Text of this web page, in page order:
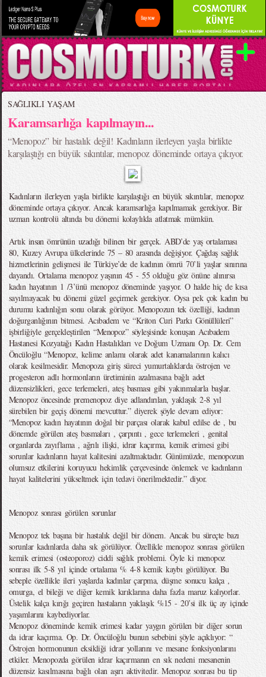
SAĞLIKLI YAŞAM
Karamsarlığa kapılmayın...
“Menopoz” bir hastalık değil! Kadınların ilerleyen yaşla birlikte
karşılaştığı en büyük sıkıntılar, menopoz döneminde ortaya çıkıyor.
Kadınların ilerleyen yaşla birlikte karşılaştığı en büyük sıkıntılar, menopoz
döneminde ortaya çıkıyor. Ancak karamsarlığa kapılmamak gerekiyor. Bir
uzman kontrolü altında bu dönemi kolaylıkla atlatmak mümkün.
Artık insan ömrünün uzadığı bilinen bir gerçek. ABD’de yaş ortalaması
80, Kuzey Avrupa ülkelerinde 75 – 80 arasında değişiyor. Çağdaş sağlık
hizmetlerinin gelişmesi ile Türkiye’de de kadının ömrü 70’li yaşlar sınırına
dayandı. Ortalama menopoz yaşının 45 - 55 olduğu göz önüne alınırsa
kadın hayatının 1 /3’ünü menopoz döneminde yaşıyor. O halde hiç de kısa
sayılmayacak bu dönemi güzel geçirmek gerekiyor. Oysa pek çok kadın bu
durumu kadınlığın sonu olarak görüyor. Menopozun tek özelliği, kadının
doğurganlığının bitmesi. Acıbadem ve “Kriton Curi Parkı Gönüllüleri”
işbirliğiyle gerçekleştirilen “Menopoz” söyleşisinde konuşan Acıbadem
Hastanesi Kozyatağı Kadın Hastalıkları ve Doğum Uzmanı Op. Dr. Cem
Öncüloğlu “Menopoz, kelime anlamı olarak adet kanamalarının kalıcı
olarak kesilmesidir. Menopoza giriş süreci yumurtalıklarda östrojen ve
progesteron adlı hormonların üretiminin azalmasına bağlı adet
düzensizlikleri, gece terlemeleri, ateş basması gibi yakınmalarla başlar.
Menopoz öncesinde premenopoz diye adlandırılan, yaklaşık 2-8 yıl
sürebilen bir geçiş dönemi mevcuttur.” diyerek şöyle devam ediyor:
“Menopoz kadın hayatının doğal bir parçası olarak kabul edilse de , bu
dönemde görülen ateş basmaları , çarpıntı , gece terlemeleri , genital
organlarda zayıflama , ağrılı ilişki, idrar kaçırma, kemik erimesi gibi
sorunlar kadınların hayat kalitesini azaltmaktadır. Günümüzde, menopozun
olumsuz etkilerini koruyucu hekimlik çerçevesinde önlemek ve kadınların
hayat kalitelerini yükseltmek için tedavi önerilmektedir.” diyor.
Menopoz sonrası görülen sorunlar
Menopoz tek başına bir hastalık değil bir dönem. Ancak bu süreçte bazı
sorunlar kadınlarda daha sık görülüyor. Özellikle menopoz sonrası görülen
kemik erimesi (osteoporoz) ciddi sağlık problemi. Öyle ki menopoz
sonrası ilk 5-8 yıl içinde ortalama % 4-8 kemik kaybı görülüyor. Bu
sebeple özellikle ileri yaşlarda kadınlar çarpma, düşme sonucu kalça ,
omurga, el bileği ve diğer kemik kırıklarına daha fazla maruz kalıyorlar.
Üstelik kalça kırığı geçiren hastaların yaklaşık %15 - 20’si ilk üç ay içinde
yaşamlarını kaybediyorlar.
Menopoz döneminde kemik erimesi kadar yaygın görülen bir diğer sorun
da idrar kaçırma. Op. Dr. Öncüloğlu bunun sebebini şöyle açıklıyor: “
Östrojen hormonunun eksikliği idrar yollarını ve mesane fonksiyonlarını
etkiler. Menopozda görülen idrar kaçırmanın en sık nedeni mesanenin
düzensiz kasılmasına bağlı olan aşırı aktivitedir. Menopoz sonrası bu tip